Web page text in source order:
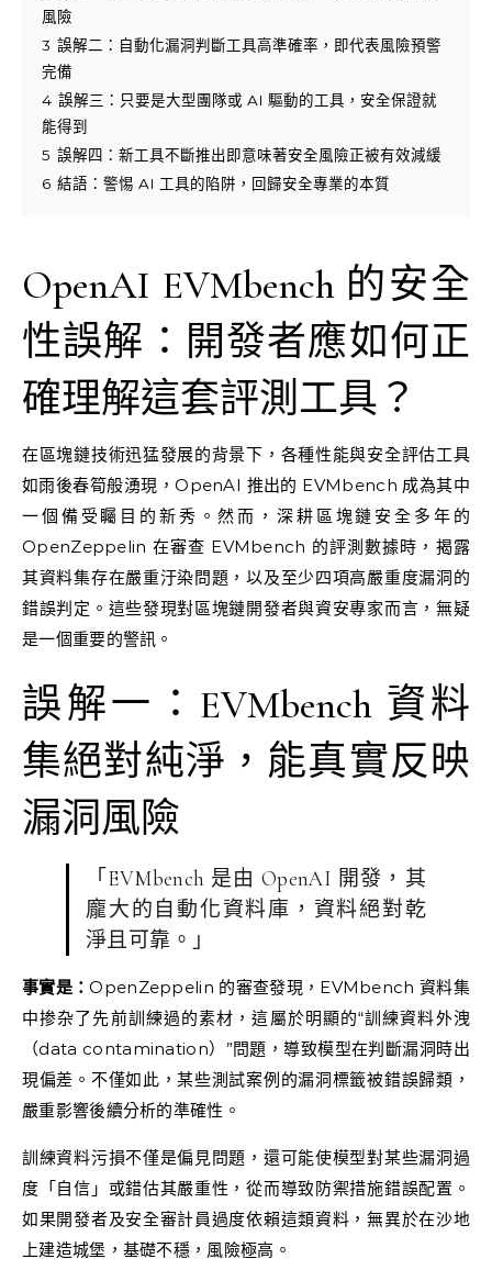
風險
3 誤解二：自動化漏洞判斷工具高準確率，即代表風險預警
完備
4 誤解三：只要是大型團隊或 AI 驅動的工具，安全保證就
能得到
5 誤解四：新工具不斷推出即意味著安全風險正被有效減緩
6 結語：警惕 AI 工具的陷阱，回歸安全專業的本質
OpenAI EVMbench 的安全
性誤解：開發者應如何正
確理解這套評測工具？
在區塊鏈技術迅猛發展的背景下，各種性能與安全評估工具
如雨後春筍般湧現，OpenAI 推出的 EVMbench 成為其中
一個備受矚目的新秀。然而，深耕區塊鏈安全多年的
OpenZeppelin 在審查 EVMbench 的評測數據時，揭露
其資料集存在嚴重汙染問題，以及至少四項高嚴重度漏洞的
錯誤判定。這些發現對區塊鏈開發者與資安專家而言，無疑
是一個重要的警訊。
誤解一：EVMbench 資料
集絕對純淨，能真實反映
漏洞風險
「EVMbench 是由 OpenAI 開發，其
龐大的自動化資料庫，資料絕對乾
淨且可靠。」
事實是：OpenZeppelin 的審查發現，EVMbench 資料集
中掺杂了先前訓練過的素材，這屬於明顯的“訓練資料外洩
（data contamination）”問題，導致模型在判斷漏洞時出
現偏差。不僅如此，某些測試案例的漏洞標籤被錯誤歸類，
嚴重影響後續分析的準確性。
訓練資料污損不僅是偏見問題，還可能使模型對某些漏洞過
度「自信」或錯估其嚴重性，從而導致防禦措施錯誤配置。
如果開發者及安全審計員過度依賴這類資料，無異於在沙地
上建造城堡，基礎不穩，風險極高。